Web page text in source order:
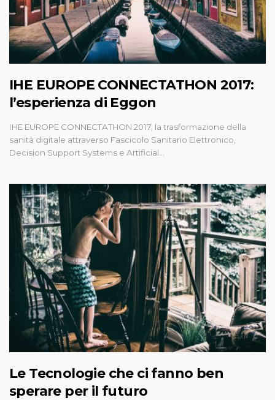
IHE EUROPE CONNECTATHON 2017:
l’esperienza di Eggon
IHE EUROPE CONNECTATHON 2017, la trasformazione della
sanità digitale attraverso Fascicolo Sanitario Elettronico,
Decision Support Systems e Artificial…
Le Tecnologie che ci fanno ben
sperare per il futuro